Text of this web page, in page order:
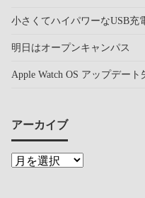
小さくてハイパワーなUSB充
明日はオープンキャンパス
Apple Watch OS アップデート
アーカイブ